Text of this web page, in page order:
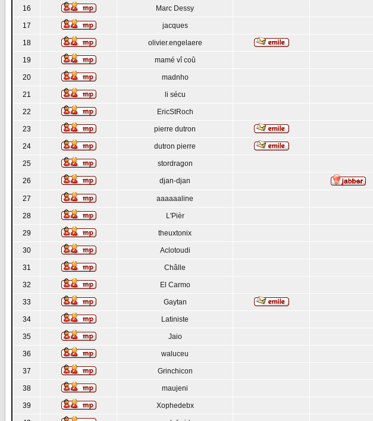
16 Marc Dessy
17 jacques
18 olivier.engelaere
19 mamé vî coû
20 madnho
21 li sécu
22 EricStRoch
23 pierre dutron
24 dutron pierre
25 stordragon
26 djan-djan
27 aaaaaaline
28 L'Pièr
29 theuxtonix
30 Aclotoudi
31 Châlle
32 El Carmo
33 Gaytan
34 Latiniste
35 Jaio
36 waluceu
37 Grinchicon
38 maujeni
39 Xophedebx